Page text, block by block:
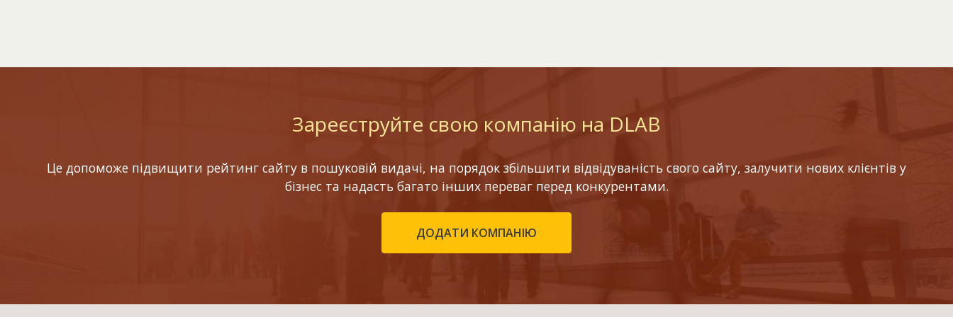
Зареєструйте свою компанію на DLAB
Це допоможе підвищити рейтинг сайту в пошуковій видачі, на порядок збільшити відвідуваність свого сайту, залучити нових клієнтів у
бізнес та надасть багато інших переваг перед конкурентами.
ДОДАТИ КОМПАНІЮ